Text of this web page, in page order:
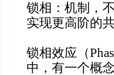
锁相：机制，
实现更高阶的共
锁相效应（
中，有一个概